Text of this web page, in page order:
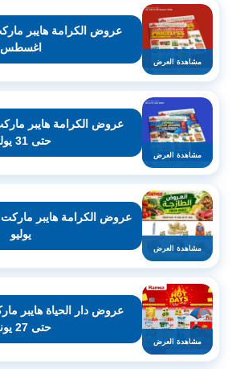
مشاهدة العرض
اغسطس
مشاهدة العرض
حتى 31 يوليو
مشاهدة العرض
يوليو
مشاهدة العرض
حتى 27 يونيو